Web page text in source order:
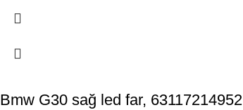
Bmw G30 sağ led far, 63117214952